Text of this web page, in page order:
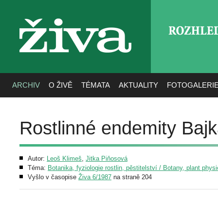
živa
ARCHIV O ŽIVĚ TÉMATA AKTUALITY
Rostlinné endemity
Autor: Leoš Klimeš, Jitka Piňosová
Téma: Botanika, fyziologie rostlin, pěstitelství / Botany, plant
Vyšlo v časopise Živa 6/1987 na straně 204